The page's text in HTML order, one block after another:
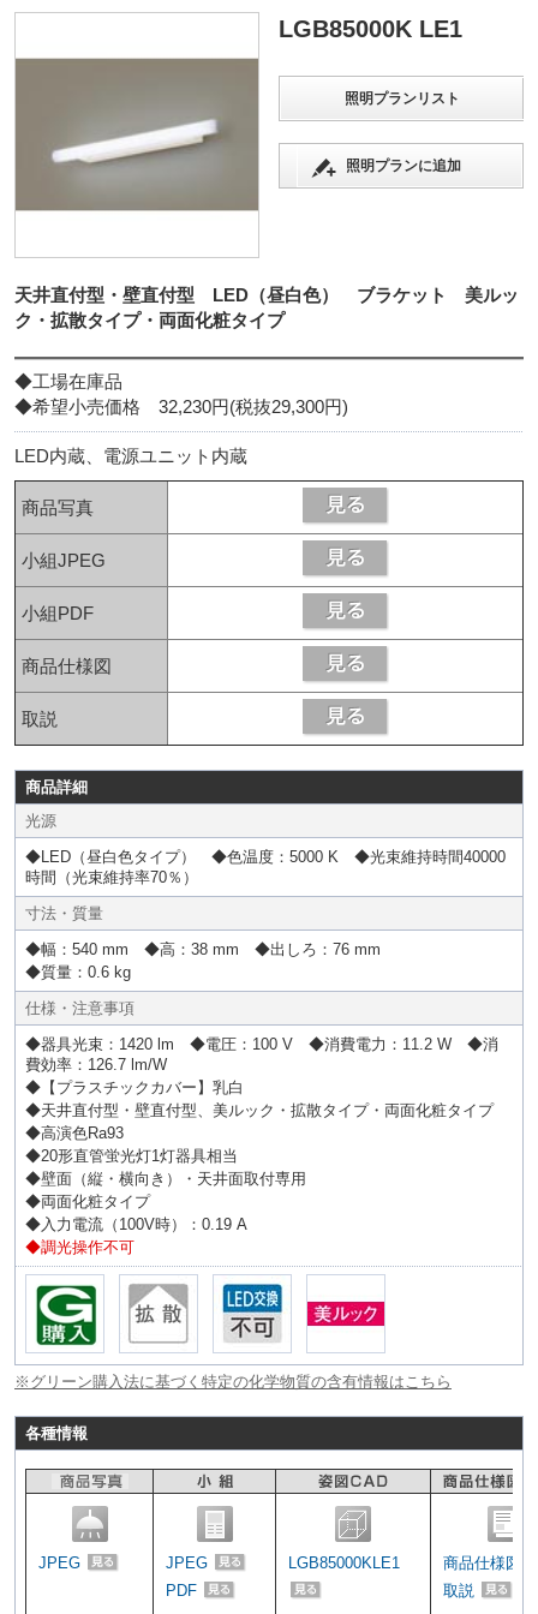
LGB85000K LE1
照明プランリスト
照明プランに追加
天井直付型・壁直付型 LED（昼白色） ブラケット 美ルッ
ク・拡散タイプ・両面化粧タイプ
◆工場在庫品
◆希望小売価格 32,230円(税抜29,300円)
LED内蔵、電源ユニット内蔵
商品写真
小組JPEG
小組PDF
商品仕様図
取説
商品詳細
光源
◆LED（昼白色タイプ） ◆色温度：5000 K ◆光束維持時間40000
時間（光束維持率70％）
寸法・質量
◆幅：540 mm ◆高：38 mm ◆出しろ：76 mm
◆質量：0.6 kg
仕様・注意事項
◆器具光束：1420 lm ◆電圧：100 V ◆消費電力：11.2 W ◆消
費効率：126.7 lm/W
◆【プラスチックカバー】乳白
◆天井直付型・壁直付型、美ルック・拡散タイプ・両面化粧タイプ
◆高演色Ra93
◆20形直管蛍光灯1灯器具相当
◆壁面（縦・横向き）・天井面取付専用
◆両面化粧タイプ
◆入力電流（100V時）：0.19 A
◆調光操作不可
※グリーン購入法に基づく特定の化学物質の含有情報はこちら
各種情報
JPEG
JPEG
PDF
LGB85000KLE1
商品仕様図
取説